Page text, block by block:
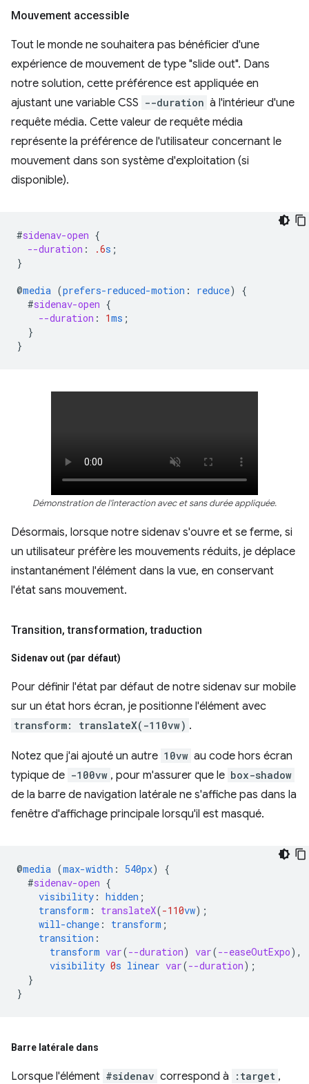
Mouvement accessible
Tout le monde ne souhaitera pas bénéficier d'une
expérience de mouvement de type "slide out". Dans
notre solution, cette préférence est appliquée en
ajustant une variable CSS --duration à l'intérieur d'une
requête média. Cette valeur de requête média
représente la préférence de l'utilisateur concernant le
mouvement dans son système d'exploitation (si
disponible).
#sidenav-open {
--duration : .6s ;
}
@media (prefers-reduced-motion : reduce)
{
#sidenav-open {
--duration : 1ms ;
}
}
Démonstration de l'interaction avec et sans durée appliquée.
Désormais, lorsque notre sidenav s'ouvre et se ferme, si
un utilisateur préfère les mouvements réduits, je déplace
instantanément l'élément dans la vue, en conservant
l'état sans mouvement.
Transition, transformation, traduction
Sidenav out (par défaut)
Pour définir l'état par défaut de notre sidenav sur mobile
sur un état hors écran, je positionne l'élément avec
transform: translateX(-110vw) .
Notez que j'ai ajouté un autre 10vw au code hors écran
typique de -100vw , pour m'assurer que le box-shadow
de la barre de navigation latérale ne s'affiche pas dans la
fenêtre d'affichage principale lorsqu'il est masqué.
@media (max-width : 540px)
{
#sidenav-open {
visibility : hidden ;
transform : translateX(-110vw);
will-change : transform ;
transition :
transform var(--duration) var(--easeOutExpo),
visibility 0s linear var(--duration);
}
}
Barre latérale dans
Lorsque l'élément #sidenav correspond à :target ,